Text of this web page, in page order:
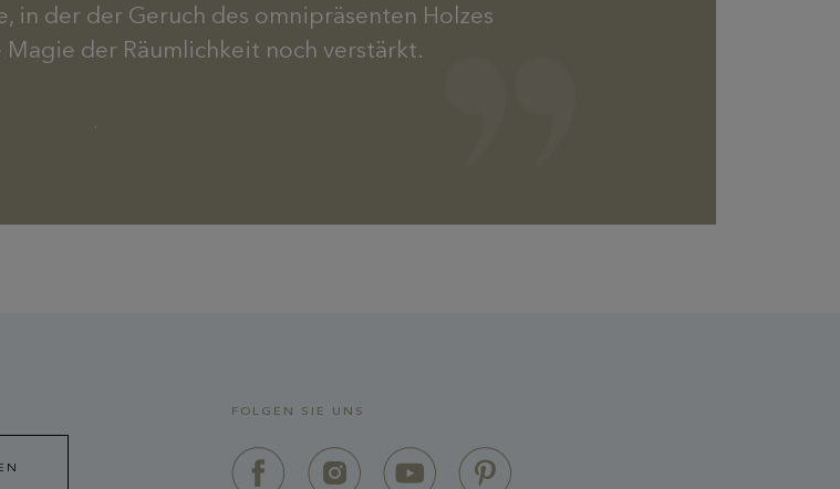
Geschenkpaket mit all Ihren Wünschen
in der der Geruch des omnipräsenten Holzes
der Räumlichkeit noch verstärkt.
.
FOLGEN SIE UNS